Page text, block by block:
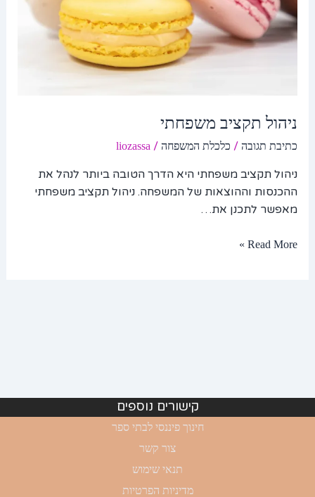
ניהול תקציב משפחתי
כתיבת תגובה / כלכלת המשפחה/
liozassa
ניהול תקציב משפחתי היא הדרך הטובה ביותר לנהל את
ההכנסות וההוצאות של המשפחה. ניהול תקציב משפחתי
מאפשר לתכנן את…
Read More »
קישורים נוספים
חינוך פיננסי לבתי ספר
צור קשר
תנאי שימוש
מדיניות הפרטיות